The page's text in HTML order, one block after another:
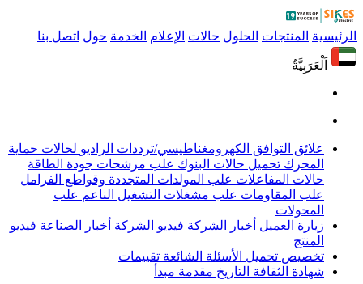
الرئيسية المنتجات الحلول حالات الإعلام الخدمة حول اتصل بنا
اَلْعَرَبِيَّةُ
علائق التوافق الكهرومغناطيسي/ترددات الراديو لحالات حماية
المحرك تحميل حالات البنوك علب مرشحات جودة الطاقة
حالات المفاعلات علب المولدات المتجددة وقواطع الفرامل
علب المقاومات علب مشغلات التشغيل الناعم علب
المحولات
زيارة العميل أخبار الشركة فيديو الشركة أخبار الصناعة فيديو
المنتج
تخصيص تحميل الأسئلة الشائعة تقييمات
شهادة الثقافة التاريخ مقدمة مبدأ